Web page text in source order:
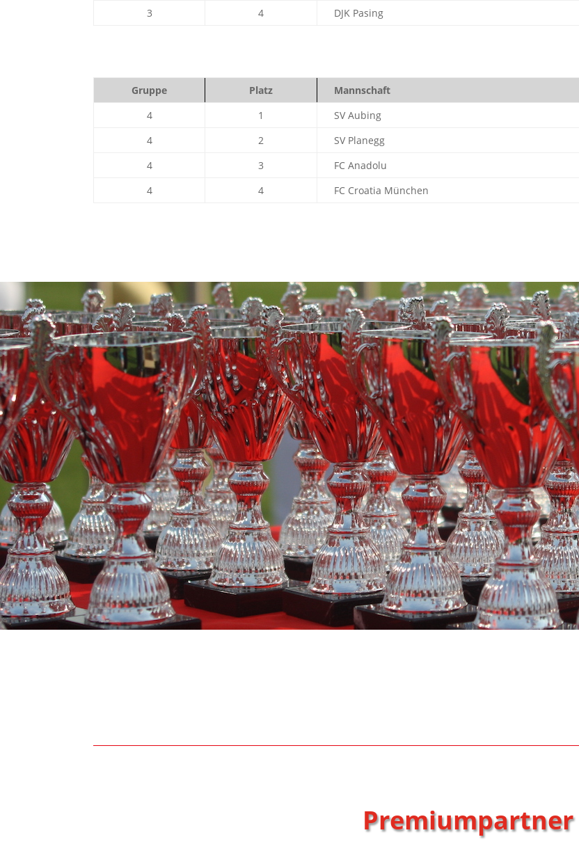
3
4 DJK Pasing
Gruppe Platz Mannschaft
4
1 SV Aubing
4
2 SV Planegg
4
3 FC Anadolu
4
4 FC Croatia München
Premiumpartner